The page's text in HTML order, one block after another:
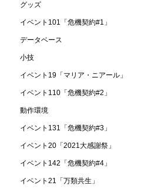
グッズ
イベント101「危機契約#1」
データベース
小技
イベント19「マリア・ニアール」
イベント110「危機契約#2」
動作環境
イベント131「危機契約#3」
イベント20「2021大感謝祭」
イベント142「危機契約#4」
イベント21「万類共生」